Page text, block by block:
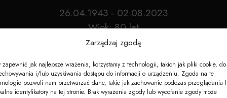
Zarządzaj zgodą
zapewnić jak najlepsze wrażenia, korzystamy z technologii, takich jak pliki cookie, do
i/lub uzyskiwania dostępu do informacji o urządzeniu. Zgoda na te
pozwoli nam przetwarzać dane, takie jak zachowanie podczas przeglądania
identyfikatory na tej stronie. Brak wyrażenia zgody lub wycofanie zgody może
26.04.1943 - 02.08.2023
Wiek: 80 lat